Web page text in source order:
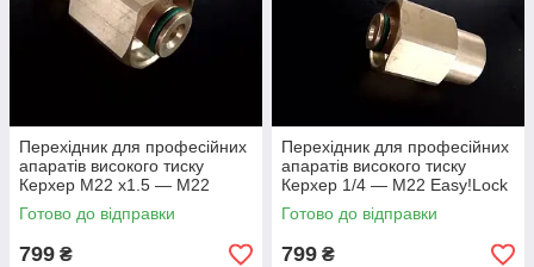
Перехідник для професійних
апаратів високого тиску
Керхер М22 х1.5 — М22
Easy!Lock
Готово до відправки
799 ₴
Перехідник для професійних
апаратів високого тиску
Керхер 1/4 — М22 Easy!Lock
Готово до відправки
799 ₴